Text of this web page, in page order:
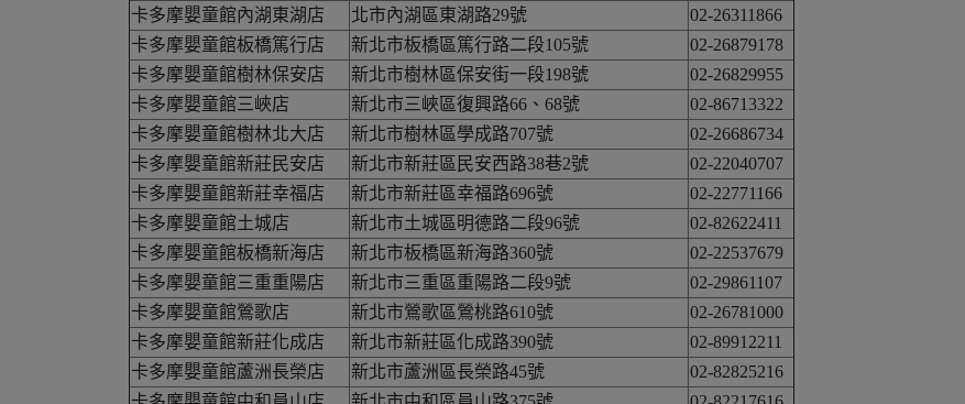
卡多摩嬰童館內湖東湖店
北市內湖區東湖路29號
02-26311866
卡多摩嬰童館板橋篤行店
新北市板橋區篤行路二段105號
02-26879178
卡多摩嬰童館樹林保安店
新北市樹林區保安街一段198號
02-26829955
卡多摩嬰童館三峽店
新北市三峽區復興路66、68號
02-86713322
卡多摩嬰童館樹林北大店
新北市樹林區學成路707號
02-26686734
卡多摩嬰童館新莊民安店
新北市新莊區民安西路38巷2號
02-22040707
卡多摩嬰童館新莊幸福店
新北市新莊區幸福路696號
02-22771166
卡多摩嬰童館土城店
新北市土城區明德路二段96號
02-82622411
卡多摩嬰童館板橋新海店
新北市板橋區新海路360號
02-22537679
卡多摩嬰童館三重重陽店
新北市三重區重陽路二段9號
02-29861107
卡多摩嬰童館鶯歌店
新北市鶯歌區鶯桃路610號
02-26781000
卡多摩嬰童館新莊化成店
新北市新莊區化成路390號
02-89912211
卡多摩嬰童館蘆洲長榮店
新北市蘆洲區長榮路45號
02-82825216